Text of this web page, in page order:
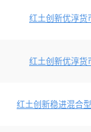
红土创新优淳货
红土创新优淳货
红土创新稳进混合